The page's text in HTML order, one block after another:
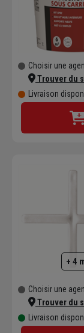
Choisir une
Trouver du
Livraison
+ 4
Choisir une
Trouver du
Livraison